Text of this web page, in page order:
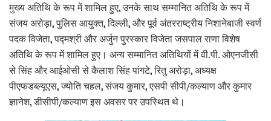
मुख्य अतिथि के रूप में शामिल हुए, उनके साथ सम्मानित अतिथि के रूप में
संजय अरोड़ा, पुलिस आयुक्त, दिल्ली, और पूर्व अंतरराष्ट्रीय निशानेबाजी स्वर्ण
पदक विजेता, पद्मश्री और अर्जुन पुरस्कार विजेता जसपाल राणा विशेष
अतिथि के रूप में शामिल हुए। अन्य सम्मानित अतिथियों में वी.पी. ओएनजीसी
से सिंह और आईओसी से कैलाश सिंह पांगटे, रितु अरोड़ा, अध्यक्ष
पीएफडब्ल्यूएस, ज्योति चहल, संजय कुमार, एसपी सीपी/कल्याण और कुमार
ज्ञानेश, डीसीपी/कल्याण इस अवसर पर उपस्थित थे।